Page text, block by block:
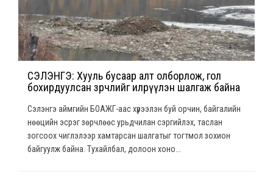
СЭЛЭНГЭ: Хууль бусаар алт олборлож, гол
бохирдуулсан зөрчлийг илрүүлэн шалгаж байна
Сэлэнгэ аймгийн БОАЖГ-аас хүрээлэн буй орчин, байгалийн
нөөцийн эсрэг зөрчлөөс урьдчилан сэргийлэх, таслан
зогсоох чиглэлээр хамтарсан шалгатыг тогтмол зохион
байгуулж байна. Тухайлбал, долоон хоно...